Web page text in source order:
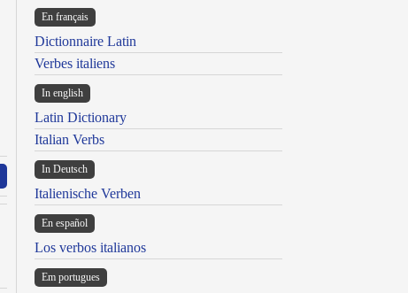
En français
Dictionnaire Latin
Verbes italiens
In english
Latin Dictionary
Italian Verbs
In Deutsch
Italienische Verben
En español
Los verbos italianos
Em portugues